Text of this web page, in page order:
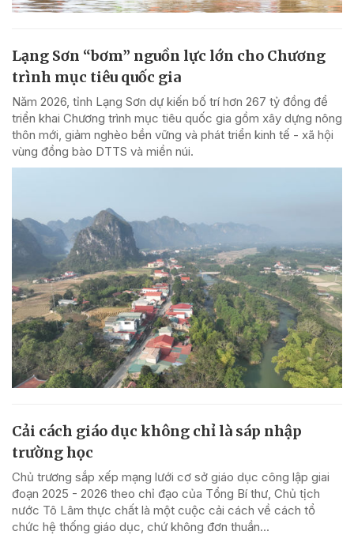
Lạng Sơn “bơm” nguồn lực lớn cho Chương
trình mục tiêu quốc gia
Năm 2026, tỉnh Lạng Sơn dự kiến bố trí hơn 267 tỷ đồng để
triển khai Chương trình mục tiêu quốc gia gồm xây dựng nông
thôn mới, giảm nghèo bền vững và phát triển kinh tế - xã hội
vùng đồng bào DTTS và miền núi.
Cải cách giáo dục không chỉ là sáp nhập
trường học
Chủ trương sắp xếp mạng lưới cơ sở giáo dục công lập giai
đoạn 2025 - 2026 theo chỉ đạo của Tổng Bí thư, Chủ tịch
nước Tô Lâm thực chất là một cuộc cải cách về cách tổ
chức hệ thống giáo dục, chứ không đơn thuần...